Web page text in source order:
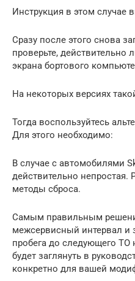
Инструкция в этом случае
Сразу после этого снова
проверьте, действительно
экрана бортового
На некоторых версиях
Тогда воспользуйтесь
Для этого необходимо:
В случае с автомобилями
действительно
методы сброса.
Самым правильным
межсервисный интервал и
пробега до следующего ТО
будет заглянуть в
конкретно для вашей